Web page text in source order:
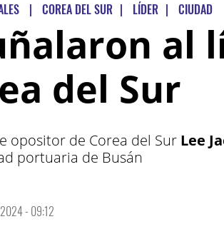
| COREA DEL SUR | LÍDER | CIUDAD
al
del Sur
opositor de Corea del Sur Lee
portuaria de Busán
2024 - 09:12